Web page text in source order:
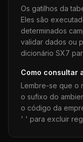
Os gatilhos da
Eles são
determinados
validar dados ou
dicionário SX7
Como consultar
Lembre-se que o
o sufixo do
o código da
' ' para excluir